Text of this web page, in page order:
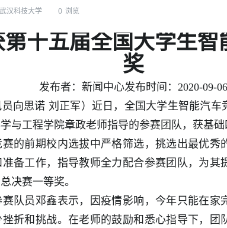
汉科技大学 0 浏览
十五届全国大学生智
奖
发布者：新闻中心发布时间：2020-09-06
思诺 刘正军）近日，全国大学生智能汽车
与工程学院章政老师指导的参赛团队，获基础
前期校内选拔中严格筛选，挑选出最优秀
备工作，指导教师全力配合参赛团队，为其
决赛一等奖。
员邓鑫表示，因疫情影响，今年只能在家
折和挑战。在老师的鼓励和悉心指导下，团